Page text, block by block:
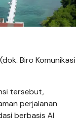
Biro Komunikasi
tersebut,
perjalanan
berbasis AI